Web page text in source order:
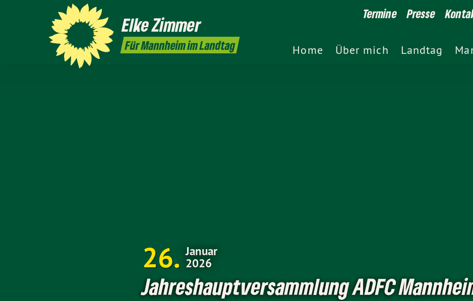
ElkeZimmer
Für Mannheim im Landtag
Termine Presse
Home Über mich Landtag
26
Januar
2026
Jahreshauptversammlung ADFC